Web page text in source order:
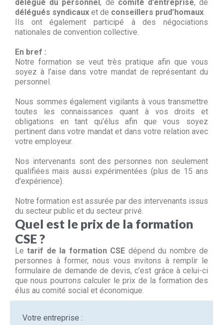
délégué du personnel, de comité d’entreprise, de
délégués syndicaux et de conseillers prud’homaux.
Ils ont également participé à des négociations
nationales de convention collective.
En bref :
Notre formation se veut très pratique afin que vous
soyez à l’aise dans votre mandat de représentant du
personnel.
Nous sommes également vigilants à vous transmettre
toutes les connaissances quant à vos droits et
obligations en tant qu’élus afin que vous soyez
pertinent dans votre mandat et dans votre relation avec
votre employeur.
Nos intervenants sont des personnes non seulement
qualifiées mais aussi expérimentées (plus de 15 ans
d’expérience).
Notre formation est assurée par des intervenants issus
du secteur public et du secteur privé.
Quel est le prix de la formation
CSE ?
Letarif de la formation CSE dépend du nombre de
personnes à former, nous vous invitons à remplir le
formulaire de demande de devis, c’est grâce à celui-ci
que nous pourrons calculer le prix de la formation des
élus au comité social et économique.
Votre entreprise :